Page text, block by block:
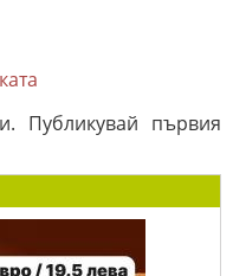
Публикувай първия